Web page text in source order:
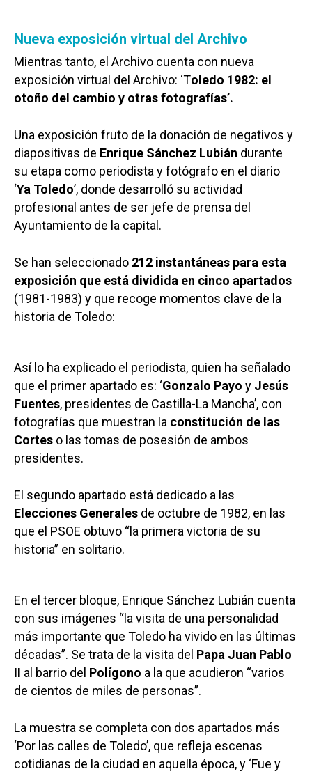
Nueva exposición virtual del Archivo
Mientras tanto, el Archivo cuenta con nueva
exposición virtual del Archivo: ‘Toledo 1982: el
otoño del cambio y otras fotografías’.
Una exposición fruto de la donación de negativos y
diapositivas de Enrique Sánchez Lubián durante
su etapa como periodista y fotógrafo en el diario
‘Ya Toledo’, donde desarrolló su actividad
profesional antes de ser jefe de prensa del
Ayuntamiento de la capital.
Se han seleccionado 212 instantáneas para esta
exposición que está dividida en cinco apartados
(1981-1983) y que recoge momentos clave de la
historia de Toledo:
Así lo ha explicado el periodista, quien ha señalado
que el primer apartado es: ‘Gonzalo Payo y Jesús
Fuentes, presidentes de Castilla-La Mancha’, con
fotografías que muestran la constitución de las
Cortes o las tomas de posesión de ambos
presidentes.
El segundo apartado está dedicado a las
Elecciones Generales de octubre de 1982, en las
que el PSOE obtuvo “la primera victoria de su
historia” en solitario.
En el tercer bloque, Enrique Sánchez Lubián cuenta
con sus imágenes “la visita de una personalidad
más importante que Toledo ha vivido en las últimas
décadas”. Se trata de la visita del Papa Juan Pablo
II al barrio del Polígono a la que acudieron “varios
de cientos de miles de personas”.
La muestra se completa con dos apartados más
‘Por las calles de Toledo’, que refleja escenas
cotidianas de la ciudad en aquella época, y ‘Fue y